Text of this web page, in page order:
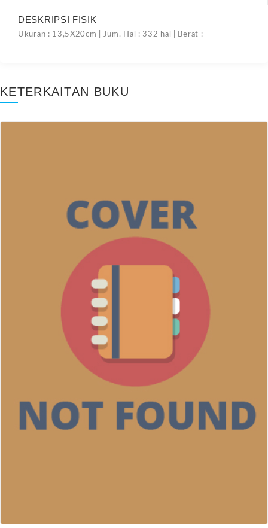
DESKRIPSI FISIK
Ukuran : 13,5X20cm | Jum. Hal : 332 hal | Berat :
KETERKAITAN BUKU